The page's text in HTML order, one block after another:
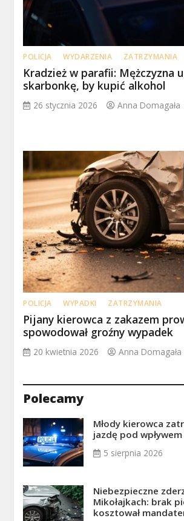
POLICJA WYDARZENIA ZATRZYMANIA
Kradzież w parafii: Mężczyzna
skarbonkę, by kupić alkohol
26 stycznia 2026 Anna Domagała
POLICJA WYPADKI ZATRZYMANIA
Pijany kierowca z zakazem
spowodował groźny wypadek
20 kwietnia 2026 Anna Domagała
Polecamy
Młody kierowca
jazdę pod
5 sierpnia 2026
Niebezpieczne
Mikołajkach: brak
kosztował